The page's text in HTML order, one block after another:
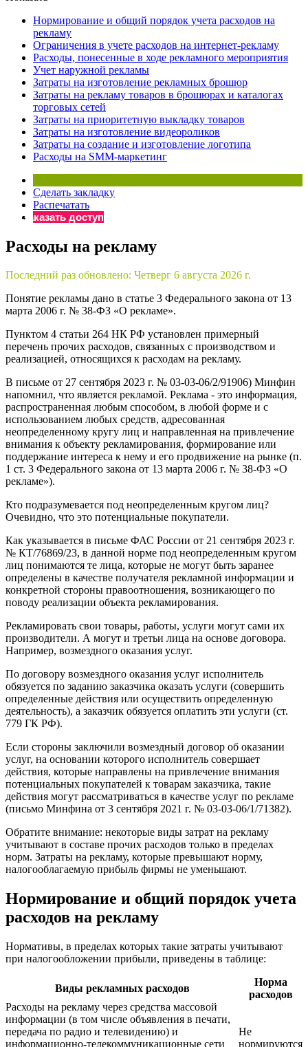
Бератор
«Практическая энциклопедия бухгалтера»
Материалы электронного журнала
«Нормативные акты для бухгалтера»
Материалы электронного журнала
«Практическая бухгалтерия»
Онлайн-сервисы «Учетная политика» и «Алгоритмы для
Просто заполните форму, и мы вышлем вам на почту
Нормирование и общий порядок учета расходов на
рекламу
Ограничения в учете расходов на интернет-рекламу
Расходы, понесенные в ходе рекламного мероприятия
Учет наружной рекламы
Затраты на изготовление рекламных брошюр
Затраты на рекламу товаров в брошюрах и каталогах
торговых сетей
Затраты на приоритетную выкладку товаров
Затраты на изготовление видеороликов
Затраты на создание и изготовление логотипа
Расходы на SMM-маркетинг
Сделать закладку
Распечатать
Заказать доступ
Расходы на рекламу
Последний раз обновлено: Четверг 6 августа 2026 г.
Понятие рекламы дано в статье 3 Федерального закона от 13
марта 2006 г. № 38-ФЗ «О рекламе».
Пунктом 4 статьи 264 НК РФ установлен примерный
перечень прочих расходов, связанных с производством и
реализацией, относящихся к расходам на рекламу.
В письме от 27 сентября 2023 г. № 03-03-06/2/91906) Минфин
напомнил, что является рекламой. Реклама - это информация,
распространенная любым способом, в любой форме и с
использованием любых средств, адресованная
неопределенному кругу лиц и направленная на привлечение
внимания к объекту рекламирования, формирование или
поддержание интереса к нему и его продвижение на рынке (п.
1 ст. 3 Федерального закона от 13 марта 2006 г. № 38-ФЗ «О
рекламе»).
Кто подразумевается под неопределенным кругом лиц?
Очевидно, что это потенциальные покупатели.
Как указывается в письме ФАС России от 21 сентября 2023 г.
№ КТ/76869/23, в данной норме под неопределенным кругом
лиц понимаются те лица, которые не могут быть заранее
определены в качестве получателя рекламной информации и
конкретной стороны правоотношения, возникающего по
поводу реализации объекта рекламирования.
Рекламировать свои товары, работы, услуги могут сами их
производители. А могут и третьи лица на основе договора.
Например, возмездного оказания услуг.
По договору возмездного оказания услуг исполнитель
обязуется по заданию заказчика оказать услуги (совершить
определенные действия или осуществить определенную
деятельность), а заказчик обязуется оплатить эти услуги (ст.
779 ГК РФ).
Если стороны заключили возмездный договор об оказании
услуг, на основании которого исполнитель совершает
действия, которые направлены на привлечение внимания
потенциальных покупателей к товарам заказчика, такие
действия могут рассматриваться в качестве услуг по рекламе
(письмо Минфина от 3 сентября 2021 г. № 03-03-06/1/71382).
Обратите внимание: некоторые виды затрат на рекламу
учитывают в составе прочих расходов только в пределах
норм. Затраты на рекламу, которые превышают норму,
налогооблагаемую прибыль фирмы не уменьшают.
Нормирование и общий порядок учета
расходов на рекламу
Нормативы, в пределах которых такие затраты учитывают
при налогообложении прибыли, приведены в таблице:
Виды рекламных расходов
Норма
расходов
Расходы на рекламу через средства массовой
информации (в том числе объявления в печати,
передача по радио и телевидению) и
информационно-телекоммуникационные сети
Не
нормируются